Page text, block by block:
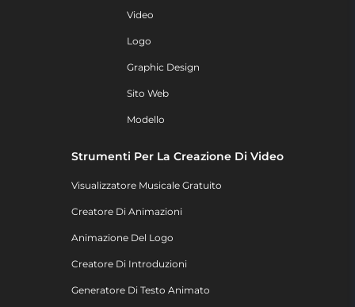
Video
Logo
Graphic Design
Sito Web
Modello
Strumenti Per La Creazione Di Video
Visualizzatore Musicale Gratuito
Creatore Di Animazioni
Animazione Del Logo
Creatore Di Introduzioni
Generatore Di Testo Animato